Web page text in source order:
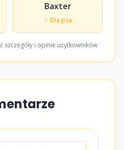
Baxter
♂ Dla psa
szczegóły i opinie użytkowników